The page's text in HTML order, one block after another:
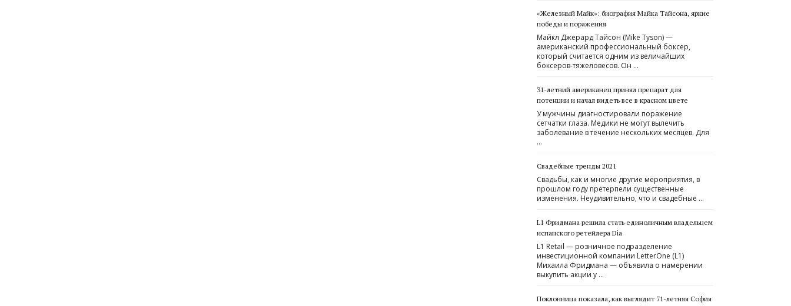
«Железный Майк»: биография Майка Тайсона, яркие
победы и поражения
Майкл Джерард Тайсон (Mike Tyson) —
американский профессиональный боксер,
который считается одним из величайших
боксеров-тяжеловесов. Он …
31-летний американец принял препарат для
потенции и начал видеть все в красном цвете
У мужчины диагностировали поражение
сетчатки глаза. Медики не могут вылечить
заболевание в течение нескольких месяцев. Для
…
Свадебные тренды 2021
Свадьбы, как и многие другие мероприятия, в
прошлом году претерпели существенные
изменения. Неудивительно, что и свадебные …
L1 Фридмана решила стать единоличным владельцем
испанского ретейлера Dia
L1 Retail — розничное подразделение
инвестиционной компании LetterOne (L1)
Михаила Фридмана — объявила о намерении
выкупить акции у …
Поклонница показала, как выглядит 71-летняя София